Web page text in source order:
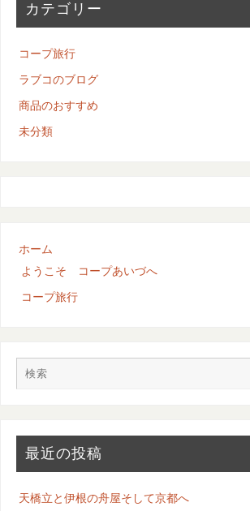
カテゴリー
コープ旅行
ラブコのブログ
商品のおすすめ
未分類
ホーム
ようこそ コープあいづへ
コープ旅行
最近の投稿
天橋立と伊根の舟屋そして京都へ